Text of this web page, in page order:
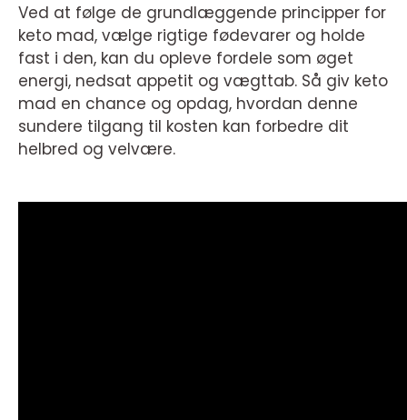
Ved at følge de grundlæggende principper for
keto mad, vælge rigtige fødevarer og holde
fast i den, kan du opleve fordele som øget
energi, nedsat appetit og vægttab. Så giv keto
mad en chance og opdag, hvordan denne
sundere tilgang til kosten kan forbedre dit
helbred og velvære.